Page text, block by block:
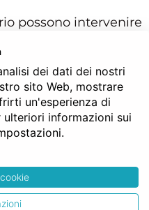
possono intervenire
e dare garanzia
1015 del Codice Civile:
dell’usufrutto
dei dati dei nostri
sito Web, mostrare
un'esperienza di
ulteriori informazioni sui